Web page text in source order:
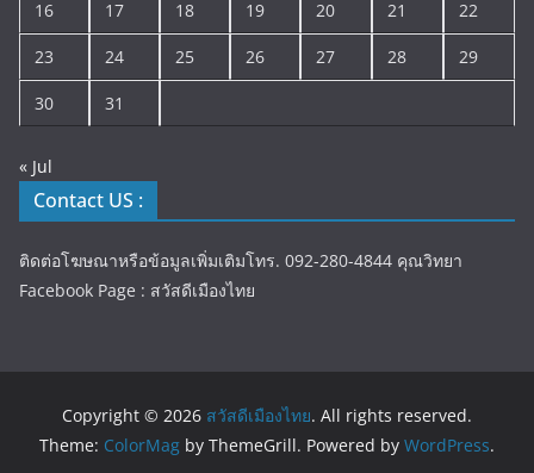
16 17 18 19 20 21 22
23 24 25 26 27 28 29
30 31
« Jul
Contact US :
ติดต่อโฆษณาหรือข้อมูลเพิ่มเติมโทร. 092-280-4844 คุณวิทยา
Facebook Page : สวัสดีเมืองไทย
Copyright © 2026 สวัสดีเมืองไทย. All rights reserved.
Theme: ColorMag by ThemeGrill. Powered by WordPress.